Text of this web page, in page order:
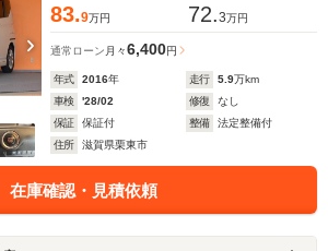
83.9万円 72.3万円
通常ローン 月々6,400円
年式 2016年 走行 5.9万km
車検
'28/02 修復
なし
保証
保証付 整備
法定整備付
住所
滋賀県栗東市
在庫確認・見積依頼